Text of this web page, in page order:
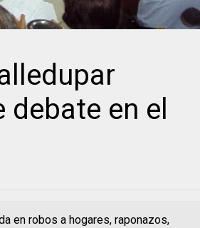
en el
en robos a hogares, raponazos,